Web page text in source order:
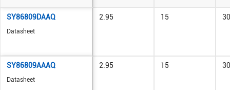
SY86809DAAQ
Datasheet
2.95 15 30
SY86809AAAQ
Datasheet
2.95 15 30